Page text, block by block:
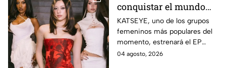
conquistar el mundo
con nueva música y
documental; crece la
incógnita sobre el
regreso de Manon |
KATSEYE, uno de los grupos
femeninos más populares del
momento, estrenará el EP
‘WILD’ y el documental ‘WILD
04 agosto, 2026